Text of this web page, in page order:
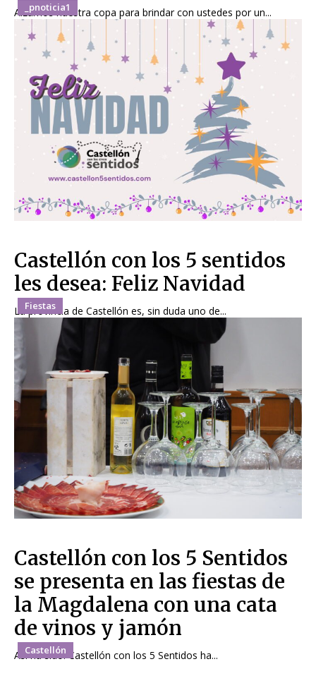
_pnoticia1
Alzamos nuestra copa para brindar con ustedes por un...
Fiestas
Castellón con los 5 sentidos
les desea: Feliz Navidad
La provincia de Castellón es, sin duda uno de...
Castellón
Castellón con los 5 Sentidos
se presenta en las fiestas de
la Magdalena con una cata
de vinos y jamón
Así ha sido. Castellón con los 5 Sentidos ha...